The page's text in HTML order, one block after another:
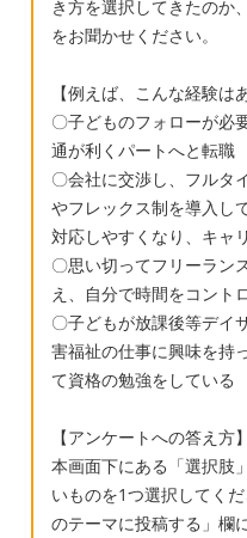
たいないと思ってしまい
らは、大人の事
ません…）と、言
ところが気にな
いえ、言語理解
るのか。じっく
とはいえ、言葉
ら、その点はこ
考えすぎて答え
聞きたいのです
ちで就園に間に合いません
だけると嬉しいで
き方を選択してきたのか
をお聞かせください。
【例えば、こんな経験は
〇子どものフォローが必
通が利くパートへと転職
〇会社に交渉し、フルタ
やフレックス制を導入し
対応しやすくなり、キャ
〇思い切ってフリーラン
え、自分で時間をコント
〇子どもが放課後等デイ
害福祉の仕事に興味を持
て資格の勉強をしている
【アンケートへの答え方】
本画面下にある「選択肢
いものを1つ選択してく
のテーマに投稿する」欄